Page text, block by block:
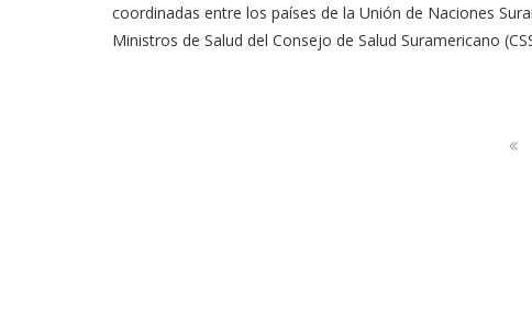
coordinadas entre los países de la Unión de Naciones
Ministros de Salud del Consejo de Salud Suramericano